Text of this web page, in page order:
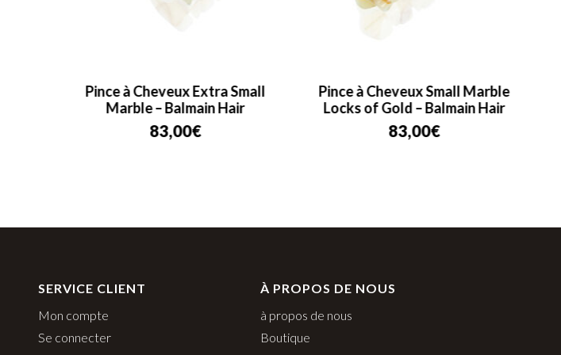
Pince à Cheveux Extra Small
Marble – Balmain Hair
83,00€
Pince à Cheveux Small Marble
Locks of Gold – Balmain Hair
83,00€
SERVICE CLIENT
Mon compte
Se connecter
À PROPOS DE NOUS
à propos de nous
Boutique